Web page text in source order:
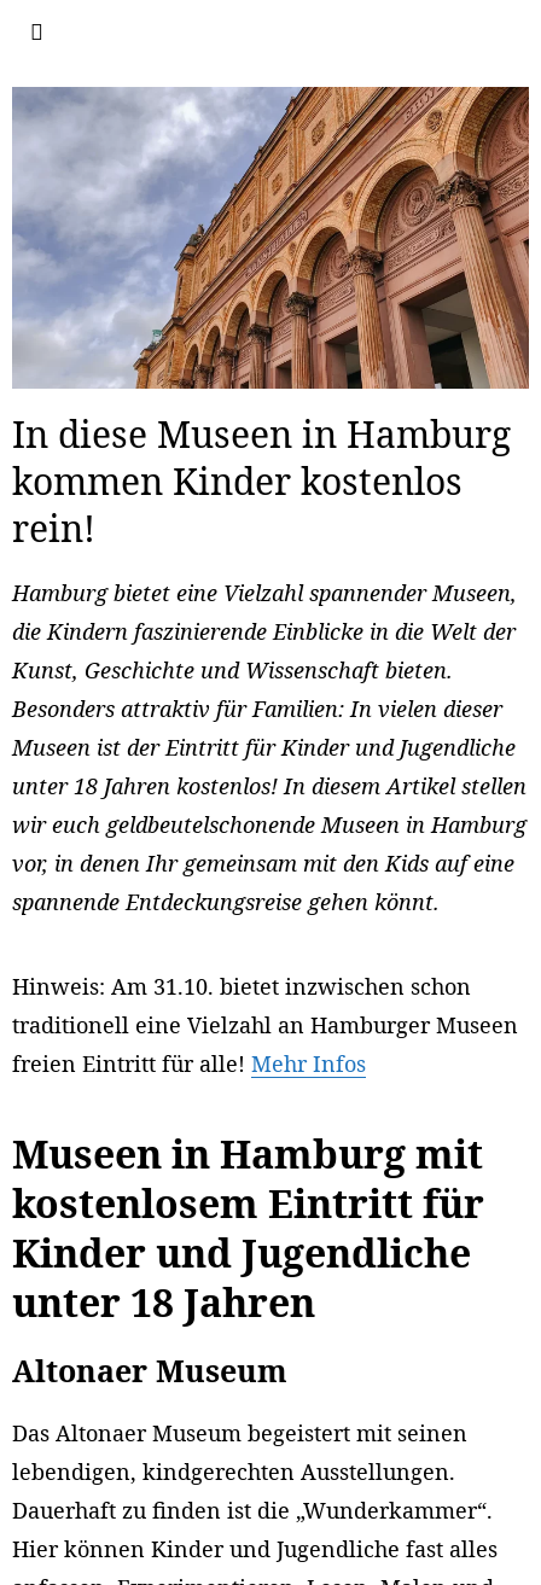
In diese Museen in Hamburg
kommen Kinder kostenlos
rein!
Hamburg bietet eine Vielzahl spannender Museen,
die Kindern faszinierende Einblicke in die Welt der
Kunst, Geschichte und Wissenschaft bieten.
Besonders attraktiv für Familien: In vielen dieser
Museen ist der Eintritt für Kinder und Jugendliche
unter 18 Jahren kostenlos! In diesem Artikel stellen
wir euch geldbeutelschonende Museen in Hamburg
vor, in denen Ihr gemeinsam mit den Kids auf eine
spannende Entdeckungsreise gehen könnt.
Hinweis: Am 31.10. bietet inzwischen schon
traditionell eine Vielzahl an Hamburger Museen
freien Eintritt für alle! Mehr Infos
Museen in Hamburg mit
kostenlosem Eintritt für
Kinder und Jugendliche
unter 18 Jahren
Altonaer Museum
Das Altonaer Museum begeistert mit seinen
lebendigen, kindgerechten Ausstellungen.
Dauerhaft zu finden ist die „Wunderkammer“.
Hier können Kinder und Jugendliche fast alles